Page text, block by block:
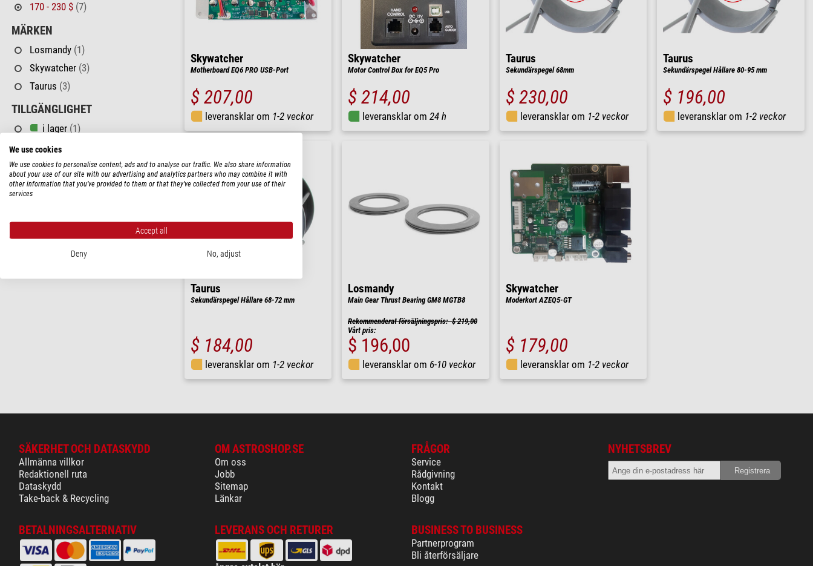
170 - 230 $ (7)
MÄRKEN
Losmandy (1)
Skywatcher (3)
Taurus (3)
TILLGÄNGLIGHET
i lager (1)
på kort sikt
Skywatcher
Motherboard EQ6 PRO USB-Port
$ 207,00
leveransklar om 1-2 veckor
Skywatcher
Motor Control Box for EQ5 Pro
$ 214,00
leveransklar om 24 h
Taurus
Sekundärspegel 68mm
$ 230,00
leveransklar om 1-2 veckor
Taurus
Sekundärspegel Hållare 80-95 mm
$ 196,00
leveransklar om 1-2 veckor
Taurus
Sekundärspegel Hållare 68-72 mm
$ 184,00
leveransklar om 1-2 veckor
Losmandy
Main Gear Thrust Bearing GM8 MGTB8
Rekommenderat försäljningspris: $ 219,00
Vårt pris:
$ 196,00
leveransklar om 6-10 veckor
Skywatcher
Moderkort AZEQ5-GT
$ 179,00
leveransklar om 1-2 veckor
SÄKERHET OCH DATASKYDD
Allmänna villkor
Redaktionell ruta
Dataskydd
Take-back & Recycling
OM ASTROSHOP.SE
Om oss
Jobb
Sitemap
Länkar
FRÅGOR
Service
Rådgivning
Kontakt
Blogg
NYHETSBREV
BETALNINGSALTERNATIV LEVERANS OCH RETURER BUSINESS TO BUSINESS
Partnerprogram
Bli återförsäljare
We use cookies
We use cookies to personalise content, ads and to analyse our traffic. We also share information
about your use of our site with our advertising and analytics partners who may combine it with
other information that you’ve provided to them or that they’ve collected from your use of their
services
Accept all
Deny No, adjust